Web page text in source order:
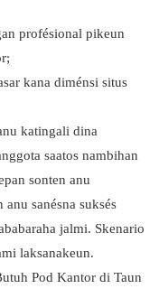
profésional pikeun
kana diménsi situs
katingali dina
saatos nambihan
sonten anu
sanésna suksés
jalmi. Skenario
laksanakeun.